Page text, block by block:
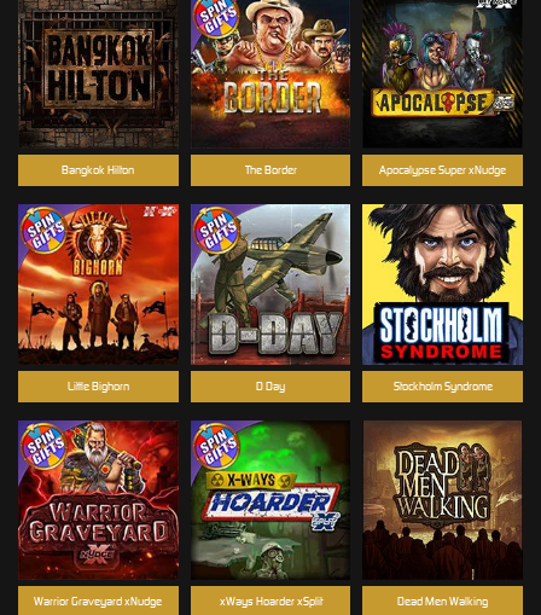
Dead Men Walking
Stockholm Syndrome
Apocalypse Super xNudge
Bangkok Hilton
Warrior Graveyard xNudge
Little Bighorn
xWays Hoarder xSplit
D Day
The Border